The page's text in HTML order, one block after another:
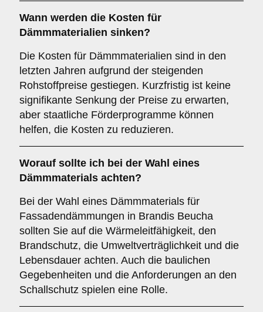
Wann werden die Kosten für
Dämmmaterialien sinken?
Die Kosten für Dämmmaterialien sind in den
letzten Jahren aufgrund der steigenden
Rohstoffpreise gestiegen. Kurzfristig ist keine
signifikante Senkung der Preise zu erwarten,
aber staatliche Förderprogramme können
helfen, die Kosten zu reduzieren.
Worauf sollte ich bei der Wahl eines
Dämmmaterials achten?
Bei der Wahl eines Dämmmaterials für
Fassadendämmungen in Brandis Beucha
sollten Sie auf die Wärmeleitfähigkeit, den
Brandschutz, die Umweltverträglichkeit und die
Lebensdauer achten. Auch die baulichen
Gegebenheiten und die Anforderungen an den
Schallschutz spielen eine Rolle.